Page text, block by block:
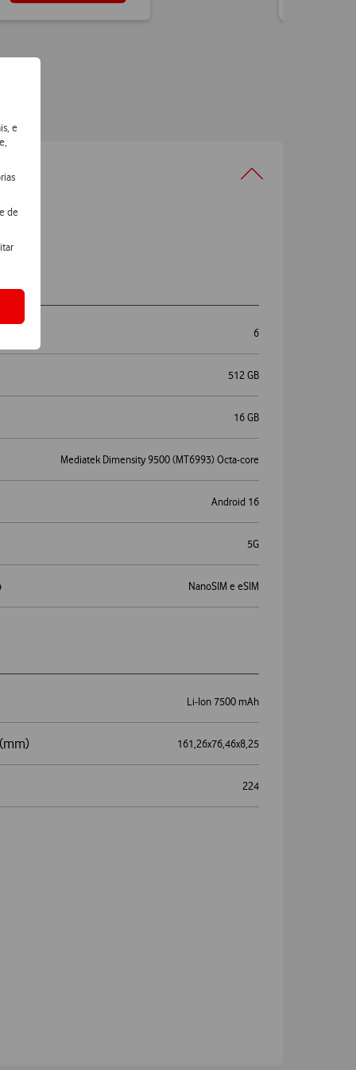
e
de
6
512 GB
16 GB
Mediatek Dimensity 9500 (MT6993) Octa-core
Android 16
5G
NanoSIM e eSIM
Li-Ion 7500 mAh
161,26x76,46x8,25
224